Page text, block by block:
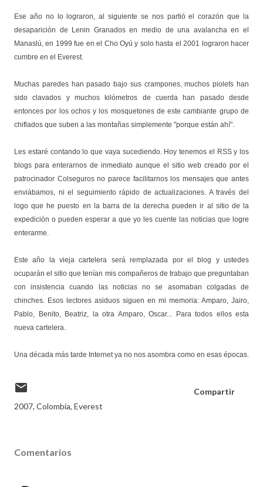
Ese año no lo lograron, al siguiente se nos partió el corazón que la
desaparición de Lenin Granados en medio de una avalancha en el
Manaslú, en 1999 fue en el Cho Oyú y solo hasta el 2001 lograron hacer
cumbre en el Everest.
Muchas paredes han pasado bajo sus crampones, muchos piolets han
sido clavados y muchos kilómetros de cuerda han pasado desde
entonces por los ochos y los mosquetones de este cambiante grupo de
chiflados que suben a las montañas simplemente "porque están ahí".
Les estaré contando lo que vaya sucediendo. Hoy tenemos el RSS y los
blogs para enterarnos de inmediato aunque el sitio web creado por el
patrocinador Colseguros no parece facilitarnos los mensajes que antes
enviábamos, ni el seguimiento rápido de actualizaciones. A través del
logo que he puesto en la barra de la derecha pueden ir al sitio de la
expedición o pueden esperar a que yo les cuente las noticias que logre
enterarme.
Este año la vieja cartelera será remplazada por el blog y ustedes
ocuparán el sitio que tenían mis compañeros de trabajo que preguntaban
con insistencia cuando las noticias no se asomaban colgadas de
chinches. Esos lectores asiduos siguen en mi memoria: Amparo, Jairo,
Pablo, Benito, Beatriz, la otra Amparo, Oscar... Para todos ellos esta
nueva cartelera.
Una década más tarde Internet ya no nos asombra como en esas épocas.
2007 Colombia Everest
Compartir
Comentarios